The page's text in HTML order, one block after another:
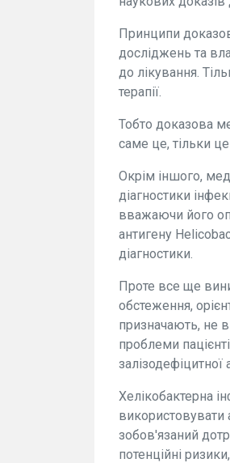
Принципи
досліджень та
до лікування.
терапії.
Тобто доказова
саме це, тільки це
Окрім іншого,
діагностики
вважаючи його
антигену
діагностики.
Проте все ще
обстеження,
призначають, не
проблеми
Хелікобактерна
використовувати
зобов'язаний
потенційні